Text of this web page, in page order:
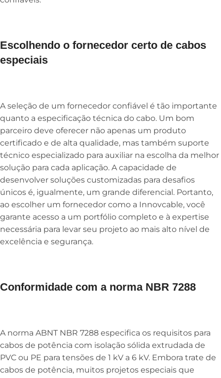
Escolhendo o fornecedor certo de cabos
especiais
A seleção de um fornecedor confiável é tão importante
quanto a especificação técnica do cabo. Um bom
parceiro deve oferecer não apenas um produto
certificado e de alta qualidade, mas também suporte
técnico especializado para auxiliar na escolha da melhor
solução para cada aplicação. A capacidade de
desenvolver soluções customizadas para desafios
únicos é, igualmente, um grande diferencial. Portanto,
ao escolher um fornecedor como a Innovcable, você
garante acesso a um portfólio completo e à expertise
necessária para levar seu projeto ao mais alto nível de
excelência e segurança.
Conformidade com a norma NBR 7288
A norma ABNT NBR 7288 especifica os requisitos para
cabos de potência com isolação sólida extrudada de
PVC ou PE para tensões de 1 kV a 6 kV. Embora trate de
cabos de potência, muitos projetos especiais que